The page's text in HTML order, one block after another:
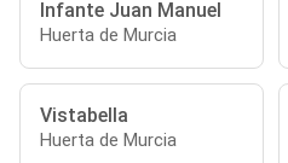
Infante Juan Manuel
Huerta de Murcia
Vistabella
Huerta de Murcia